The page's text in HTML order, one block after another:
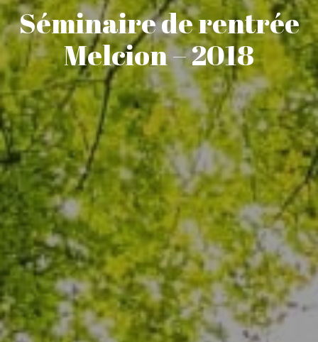
Séminaire de rentrée
Melcion – 2018